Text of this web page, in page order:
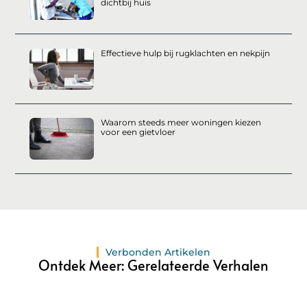
dichtbij huis
Effectieve hulp bij rugklachten en nekpijn
Waarom steeds meer woningen kiezen
voor een gietvloer
Verbonden Artikelen
Ontdek Meer: Gerelateerde Verhalen